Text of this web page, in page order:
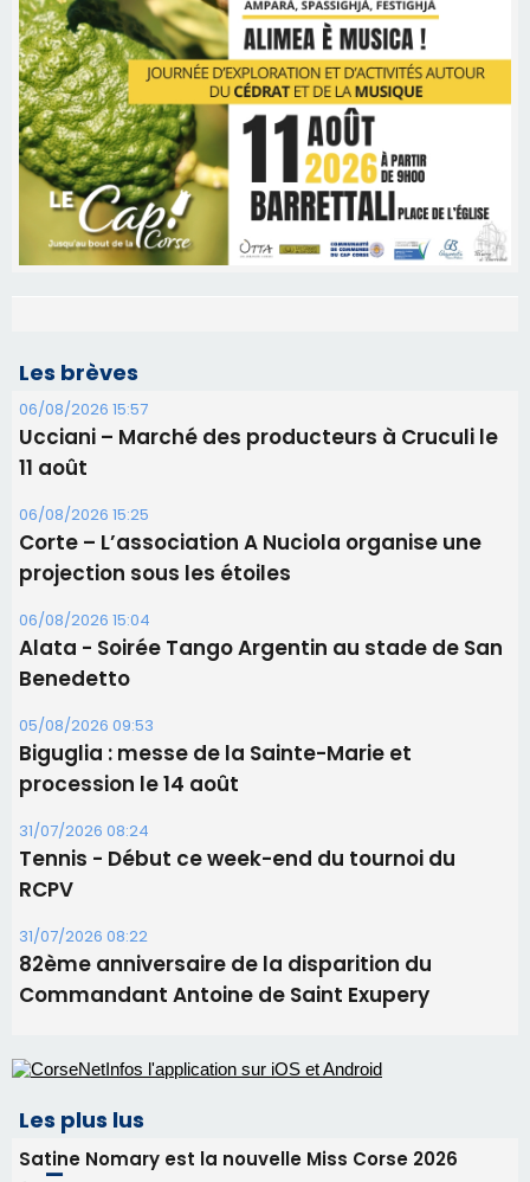
Les brèves
06/08/2026 15:57
Ucciani – Marché des producteurs à Cruculi le
11 août
06/08/2026 15:25
Corte – L’association A Nuciola organise une
projection sous les étoiles
06/08/2026 15:04
Alata - Soirée Tango Argentin au stade de San
Benedetto
05/08/2026 09:53
procession le 14 août
31/07/2026 08:24
Tennis - Début ce week-end du tournoi du
RCPV